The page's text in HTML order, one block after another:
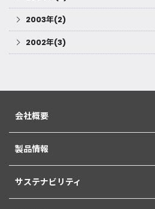
2003年(2)
2002年(3)
会社概要
製品情報
サステナビリティ